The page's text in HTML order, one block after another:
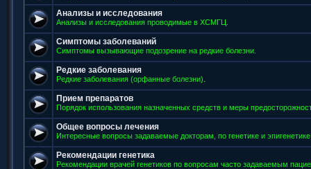
Анализы и исследования
Анализы и исследования проводимые в ХСМГЦ.
Симптомы заболеваний
Симптомы вызывающие подозрение на редкие болезни.
Редкие заболевания
Редкие заболевания (орфанные болезни).
Прием препаратов
Порядок использования назначенных средств и меры
Общее вопросы лечения
Интересные вопросы задаваемые докторам, по генетике и
Рекомендации генетика
Рекомендации врачей генетиков по вопросам часто задаваемым